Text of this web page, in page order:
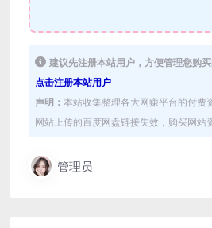
建议先注册本站用户，方便管理您购买
点击注册本站用户
声明： 本站收集整理各大网赚平台的付费
网站上传的百度网盘链接失效，购买网
管理员